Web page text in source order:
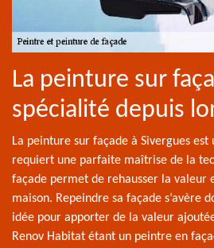
La peinture sur
spécialité depuis
La peinture sur façade à Sivergues
requiert une parfaite maîtrise de la
façade permet de rehausser la valeur
maison. Repeindre sa façade s’avère
idée pour apporter de la valeur
Renov Habitat étant un peintre en